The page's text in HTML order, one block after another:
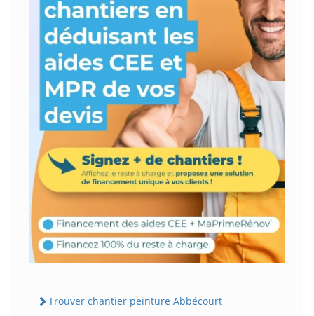
Trouver chantier peinture Abbécourt